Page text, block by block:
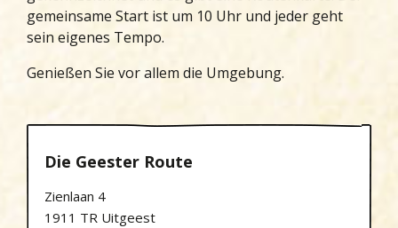
gemeinsame Start ist um 10 Uhr und jeder geht
sein eigenes Tempo.
Genießen Sie vor allem die Umgebung.
Die Geester Route
Zienlaan 4
1911 TR Uitgeest